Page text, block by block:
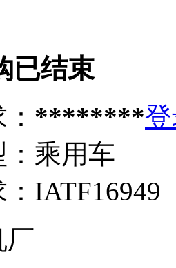
已结束
********
乘用车
IATF16949
厂